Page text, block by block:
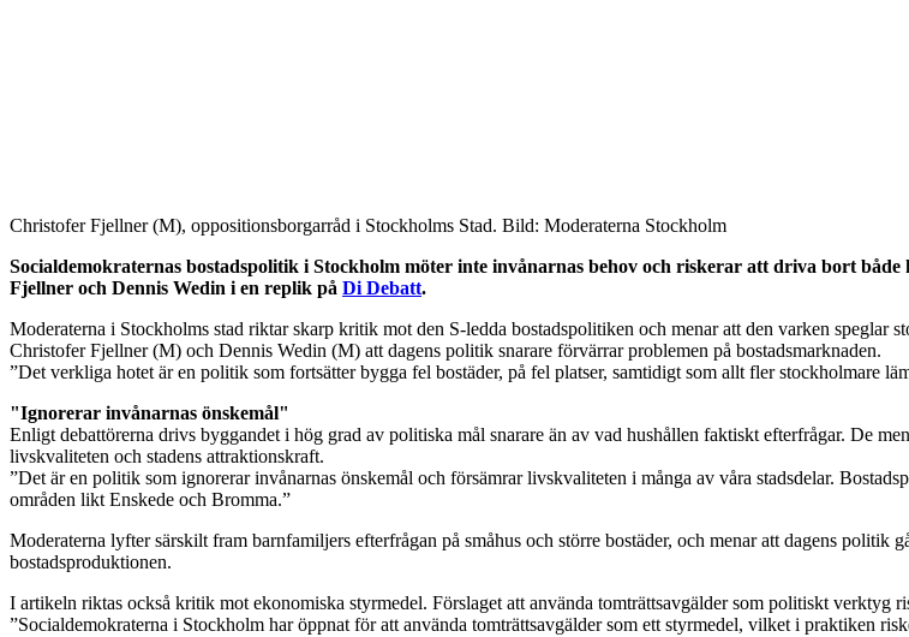
Christofer Fjellner (M), oppositionsborgarråd i Stockholms Stad. Bild: Moderaterna Stockholm
Socialdemokraternas bostadspolitik i Stockholm möter inte invånarnas behov och riskerar att driva bort
Fjellner och Dennis Wedin i en replik på Di Debatt.
Moderaterna i Stockholms stad riktar skarp kritik mot den S-ledda bostadspolitiken och menar att den varken speglar
Christofer Fjellner (M) och Dennis Wedin (M) att dagens politik snarare förvärrar problemen på bostadsmarknaden.
”Det verkliga hotet är en politik som fortsätter bygga fel bostäder, på fel platser, samtidigt som allt fler stockholmare
"Ignorerar invånarnas önskemål"
Enligt debattörerna drivs byggandet i hög grad av politiska mål snarare än av vad hushållen faktiskt efterfrågar. De
livskvaliteten och stadens attraktionskraft.
”Det är en politik som ignorerar invånarnas önskemål och försämrar livskvaliteten i många av våra stadsdelar.
områden likt Enskede och Bromma.”
Moderaterna lyfter särskilt fram barnfamiljers efterfrågan på småhus och större bostäder, och menar att dagens
bostadsproduktionen.
I artikeln riktas också kritik mot ekonomiska styrmedel. Förslaget att använda tomträttsavgälder som politiskt verktyg
”Socialdemokraterna i Stockholm har öppnat för att använda tomträttsavgälder som ett styrmedel, vilket i praktiken